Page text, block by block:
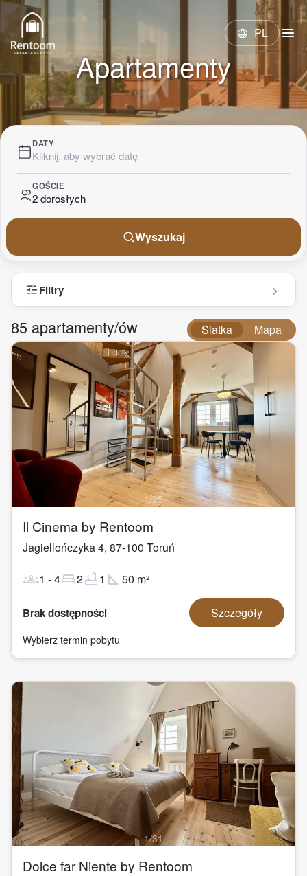
language PL menu
Apartamenty
DATY
Kliknij, aby wybrać datę
GOŚCIE
2 dorosłych
Wyszukaj
tuneFiltry
85 apartamenty/ów Siatka Mapa
1/25
Il Cinema by Rentoom
Jagiellończyka 4, 87-100 Toruń
groups1 -4bed2bathtub1 square_foot 50 m²
Brak dostępności Szczegóły
Wybierz termin pobytu
1/31
Dolce far Niente by Rentoom